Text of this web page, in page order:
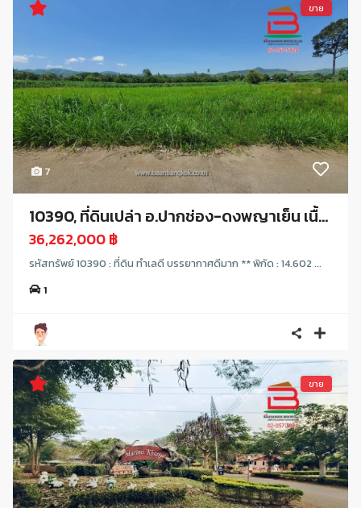
7
ขาย
10390, ที่ดินเปล่า อ.ปากช่อง-ดงพญาเย็น เนื้...
36,262,000 ฿
รหัสทรัพย์ 10390 : ที่ดิน ทำเลดี บรรยากาศดีมาก ** พิกัด : 14.602 ...
1
ขาย